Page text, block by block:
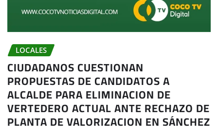
LOCALES
CIUDADANOS CUESTIONAN
PROPUESTAS DE CANDIDATOS A
ALCALDE PARA ELIMINACION DE
VERTEDERO ACTUAL ANTE RECHAZO DE
PLANTA DE VALORIZACION EN SÁNCHEZ